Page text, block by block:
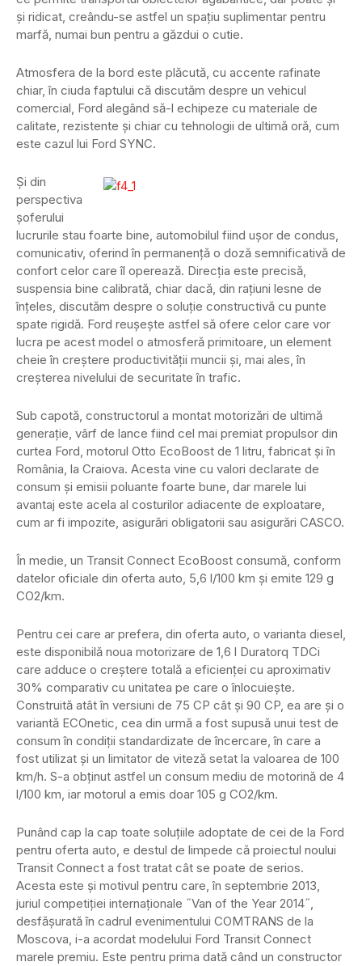
şi ridicat, creându-se astfel un spaţiu suplimentar pentru
marfă, numai bun pentru a găzdui o cutie.
Atmosfera de la bord este plăcută, cu accente rafinate
chiar, în ciuda faptului că discutăm despre un vehicul
comercial, Ford alegând să-l echipeze cu materiale de
calitate, rezistente şi chiar cu tehnologii de ultimă oră, cum
este cazul lui Ford SYNC.
Şi din
perspectiva
şoferului
lucrurile stau foarte bine, automobilul fiind uşor de condus,
comunicativ, oferind în permanenţă o doză semnificativă de
confort celor care îl operează. Direcţia este precisă,
suspensia bine calibrată, chiar dacă, din raţiuni lesne de
înţeles, discutăm despre o soluţie constructivă cu punte
spate rigidă. Ford reuşeşte astfel să ofere celor care vor
lucra pe acest model o atmosferă primitoare, un element
cheie în creştere productivităţii muncii şi, mai ales, în
creşterea nivelului de securitate în trafic.
Sub capotă, constructorul a montat motorizări de ultimă
generaţie, vârf de lance fiind cel mai premiat propulsor din
curtea Ford, motorul Otto EcoBoost de 1 litru, fabricat şi în
România, la Craiova. Acesta vine cu valori declarate de
consum şi emisii poluante foarte bune, dar marele lui
avantaj este acela al costurilor adiacente de exploatare,
cum ar fi impozite, asigurări obligatorii sau asigurări CASCO.
În medie, un Transit Connect EcoBoost consumă, conform
datelor oficiale din oferta auto, 5,6 l/100 km şi emite 129 g
CO2/km.
Pentru cei care ar prefera, din oferta auto, o varianta diesel,
este disponibilă noua motorizare de 1,6 l Duratorq TDCi
care adduce o creştere totală a eficienţei cu aproximativ
30% comparativ cu unitatea pe care o înlocuieşte.
Construită atât în versiuni de 75 CP cât şi 90 CP, ea are şi o
variantă ECOnetic, cea din urmă a fost supusă unui test de
consum în condiţii standardizate de încercare, în care a
fost utilizat şi un limitator de viteză setat la valoarea de 100
km/h. S-a obţinut astfel un consum mediu de motorină de 4
l/100 km, iar motorul a emis doar 105 g CO2/km.
Punând cap la cap toate soluţiile adoptate de cei de la Ford
pentru oferta auto, e destul de limpede că proiectul noului
Transit Connect a fost tratat cât se poate de serios.
Acesta este şi motivul pentru care, în septembrie 2013,
juriul competiţiei internaţionale ˝Van of the Year 2014˝,
desfăşurată în cadrul evenimentului COMTRANS de la
Moscova, i-a acordat modelului Ford Transit Connect
marele premiu. Este pentru prima dată când un constructor